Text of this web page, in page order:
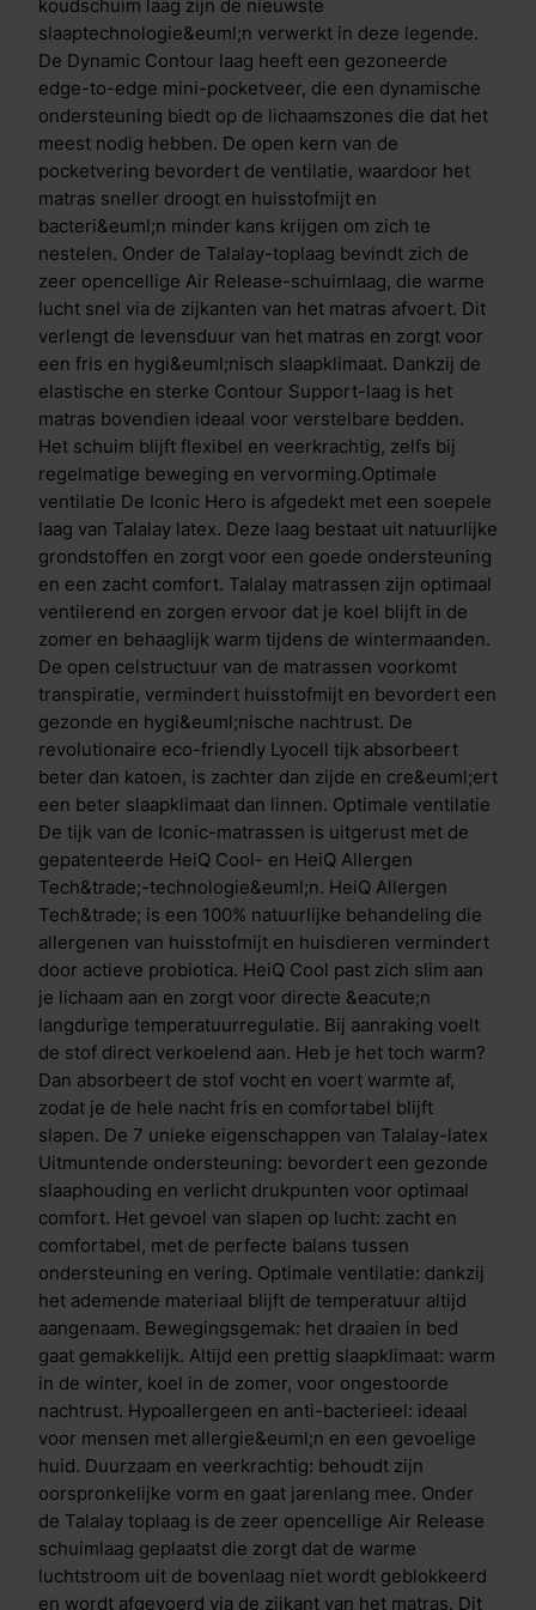
en een zacht comfort. Talalay matrassen zijn optimaal
ventilerend en zorgen ervoor dat je koel blijft in de
zomer en behaaglijk warm tijdens de wintermaanden.
De open celstructuur van de matrassen voorkomt
transpiratie, vermindert huisstofmijt en bevordert een
gezonde en hygi&euml;nische nachtrust. De
revolutionaire eco-friendly Lyocell tijk absorbeert
beter dan katoen, is zachter dan zijde en cre&euml;ert
een beter slaapklimaat dan linnen. Optimale ventilatie
De tijk van de Iconic-matrassen is uitgerust met de
gepatenteerde HeiQ Cool- en HeiQ Allergen
Tech&trade;-technologie&euml;n. HeiQ Allergen
Tech&trade; is een 100% natuurlijke behandeling die
allergenen van huisstofmijt en huisdieren vermindert
door actieve probiotica. HeiQ Cool past zich slim aan
je lichaam aan en zorgt voor directe &eacute;n
langdurige temperatuurregulatie. Bij aanraking voelt
de stof direct verkoelend aan. Heb je het toch warm?
Dan absorbeert de stof vocht en voert warmte af,
zodat je de hele nacht fris en comfortabel blijft
slapen. De 7 unieke eigenschappen van Talalay-latex
Uitmuntende ondersteuning: bevordert een gezonde
slaaphouding en verlicht drukpunten voor optimaal
comfort. Het gevoel van slapen op lucht: zacht en
comfortabel, met de perfecte balans tussen
ondersteuning en vering. Optimale ventilatie: dankzij
het ademende materiaal blijft de temperatuur altijd
aangenaam. Bewegingsgemak: het draaien in bed
gaat gemakkelijk. Altijd een prettig slaapklimaat: warm
in de winter, koel in de zomer, voor ongestoorde
nachtrust. Hypoallergeen en anti-bacterieel: ideaal
voor mensen met allergie&euml;n en een gevoelige
huid. Duurzaam en veerkrachtig: behoudt zijn
oorspronkelijke vorm en gaat jarenlang mee. Onder
de Talalay toplaag is de zeer opencellige Air Release
schuimlaag geplaatst die zorgt dat de warme
luchtstroom uit de bovenlaag niet wordt geblokkeerd
en wordt afgevoerd via de zijkant van het matras. Dit
bevordert de levensduur van het matras en zorgt voor
een hygi&euml;nisch slaapklimaat. Vanwege de sterk
mechanische eigenschappen van de Contour Support
is deze laag daarnaast de perfecte beschermlaag voor
gebruik in verstelbare bedden. Het verschil tussen de
Iconic Legend 8 en de Iconic Legend 7 is
de&nbsp;stevige&nbsp;toplaag van de Iconic Legend
8.&nbsp;Kies, wanneer je een stevige lichaamsbouw
hebt, de stevige toplaag voor de best mogelijke
ondersteuning. Deze keuze is echter ook afhankelijk
van je persoonlijke voorkeur. De M line Iconic Legend
is de favoriet van wielrenner Robert Gesink. &nbsp;
&ldquo;You are the hero of your own story.&rdquo;
koudschuim laag zijn de nieuwste
slaaptechnologie&euml;n verwerkt in deze legende.
De Dynamic Contour laag heeft een gezoneerde
edge-to-edge mini-pocketveer, die een dynamische
ondersteuning biedt op de lichaamszones die dat het
meest nodig hebben. De open kern van de
pocketvering bevordert de ventilatie, waardoor het
matras sneller droogt en huisstofmijt en
bacteri&euml;n minder kans krijgen om zich te
nestelen. Onder de Talalay-toplaag bevindt zich de
zeer opencellige Air Release-schuimlaag, die warme
lucht snel via de zijkanten van het matras afvoert. Dit
verlengt de levensduur van het matras en zorgt voor
een fris en hygi&euml;nisch slaapklimaat. Dankzij de
elastische en sterke Contour Support-laag is het
matras bovendien ideaal voor verstelbare bedden.
Het schuim blijft flexibel en veerkrachtig, zelfs bij
regelmatige beweging en vervorming.Optimale
ventilatie De Iconic Hero is afgedekt met een soepele
laag van Talalay latex. Deze laag bestaat uit natuurlijke
grondstoffen en zorgt voor een goede ondersteuning
en een zacht comfort. Talalay matrassen zijn optimaal
ventilerend en zorgen ervoor dat je koel blijft in de
zomer en behaaglijk warm tijdens de wintermaanden.
De open celstructuur van de matrassen voorkomt
transpiratie, vermindert huisstofmijt en bevordert een
gezonde en hygi&euml;nische nachtrust. De
revolutionaire eco-friendly Lyocell tijk absorbeert
beter dan katoen, is zachter dan zijde en cre&euml;ert
een beter slaapklimaat dan linnen. Optimale ventilatie
De tijk van de Iconic-matrassen is uitgerust met de
gepatenteerde HeiQ Cool- en HeiQ Allergen
Tech&trade;-technologie&euml;n. HeiQ Allergen
Tech&trade; is een 100% natuurlijke behandeling die
allergenen van huisstofmijt en huisdieren vermindert
door actieve probiotica. HeiQ Cool past zich slim aan
je lichaam aan en zorgt voor directe &eacute;n
langdurige temperatuurregulatie. Bij aanraking voelt
de stof direct verkoelend aan. Heb je het toch warm?
Dan absorbeert de stof vocht en voert warmte af,
zodat je de hele nacht fris en comfortabel blijft
slapen. De 7 unieke eigenschappen van Talalay-latex
Uitmuntende ondersteuning: bevordert een gezonde
slaaphouding en verlicht drukpunten voor optimaal
comfort. Het gevoel van slapen op lucht: zacht en
comfortabel, met de perfecte balans tussen
ondersteuning en vering. Optimale ventilatie: dankzij
het ademende materiaal blijft de temperatuur altijd
aangenaam. Bewegingsgemak: het draaien in bed
gaat gemakkelijk. Altijd een prettig slaapklimaat: warm
in de winter, koel in de zomer, voor ongestoorde
nachtrust. Hypoallergeen en anti-bacterieel: ideaal
voor mensen met allergie&euml;n en een gevoelige
huid. Duurzaam en veerkrachtig: behoudt zijn
oorspronkelijke vorm en gaat jarenlang mee. Onder
de Talalay toplaag is de zeer opencellige Air Release
schuimlaag geplaatst die zorgt dat de warme
luchtstroom uit de bovenlaag niet wordt geblokkeerd
en wordt afgevoerd via de zijkant van het matras. Dit